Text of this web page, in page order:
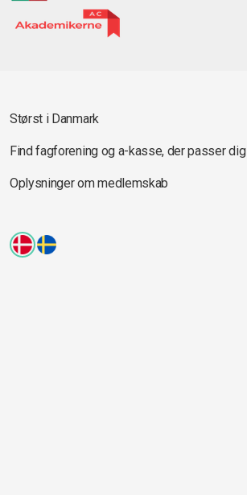
Størst i Danmark
Find fagforening og a-kasse, der passer dig
Oplysninger om medlemskab